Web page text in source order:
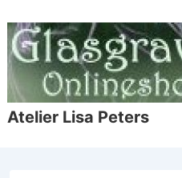
Zum
Inhalt
Atelier Lisa Peters